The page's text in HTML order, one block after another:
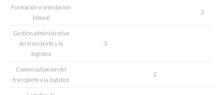
Formación y orientación
laboral
2
Gestión administrativa
del transporte y la
logística
3
Comercialización del
transporte y la logística
2